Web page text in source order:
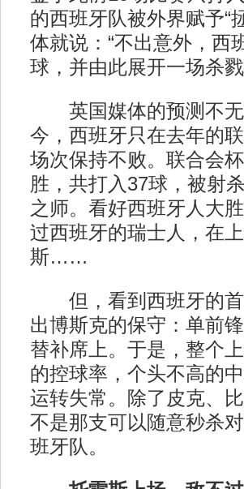
的西班牙队被外界赋予“
体就说：“不出意外，西
球，并由此展开一场杀戮
英国媒体的预测不无
今，西班牙只在去年的
场次保持不败。联合会
胜，共打入37球，被射
之师。看好西班牙人大
过西班牙的瑞士人，在
斯……
但，看到西班牙的首
出博斯克的保守：单前
替补席上。于是，整个
的控球率，个头不高的
运转失常。除了皮克、
不是那支可以随意秒杀
班牙队。